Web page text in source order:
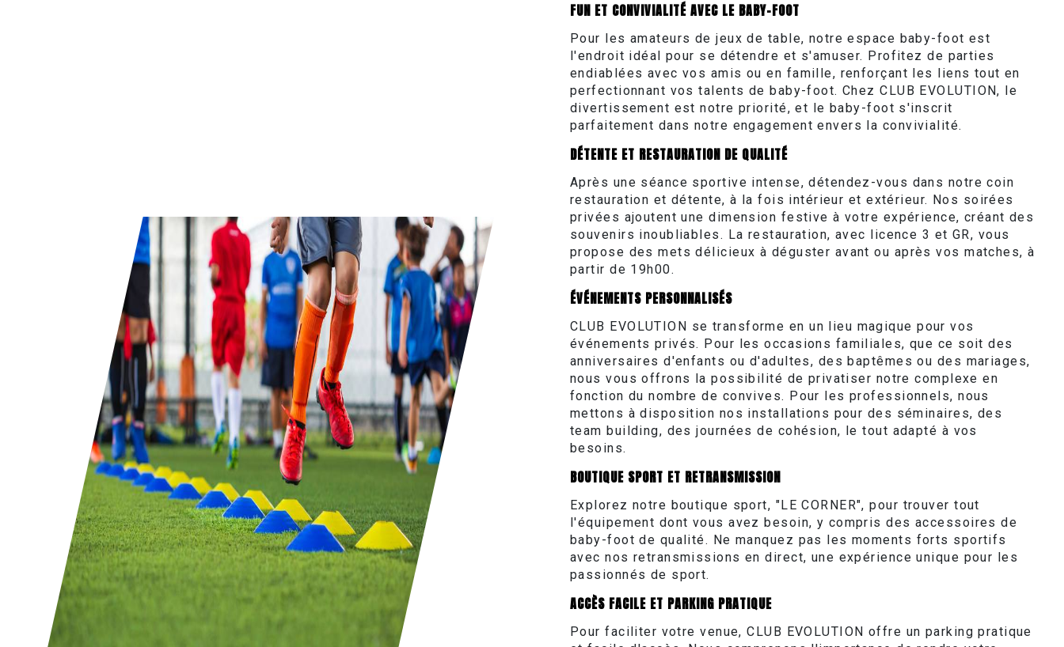
FUN ET CONVIVIALITÉ AVEC LE BABY-FOOT
Pour les amateurs de jeux de table, notre espace baby-foot est
l'endroit idéal pour se détendre et s'amuser. Profitez de parties
endiablées avec vos amis ou en famille, renforçant les liens tout en
perfectionnant vos talents de baby-foot. Chez CLUB EVOLUTION, le
divertissement est notre priorité, et le baby-foot s'inscrit
parfaitement dans notre engagement envers la convivialité.
DÉTENTE ET RESTAURATION DE QUALITÉ
Après une séance sportive intense, détendez-vous dans notre coin
restauration et détente, à la fois intérieur et extérieur. Nos soirées
privées ajoutent une dimension festive à votre expérience, créant des
souvenirs inoubliables. La restauration, avec licence 3 et GR, vous
propose des mets délicieux à déguster avant ou après vos matches, à
partir de 19h00.
ÉVÉNEMENTS PERSONNALISÉS
CLUB EVOLUTION se transforme en un lieu magique pour vos
événements privés. Pour les occasions familiales, que ce soit des
anniversaires d'enfants ou d'adultes, des baptêmes ou des mariages,
nous vous offrons la possibilité de privatiser notre complexe en
fonction du nombre de convives. Pour les professionnels, nous
mettons à disposition nos installations pour des séminaires, des
team building, des journées de cohésion, le tout adapté à vos
besoins.
BOUTIQUE SPORT ET RETRANSMISSION
Explorez notre boutique sport, "LE CORNER", pour trouver tout
l'équipement dont vous avez besoin, y compris des accessoires de
baby-foot de qualité. Ne manquez pas les moments forts sportifs
avec nos retransmissions en direct, une expérience unique pour les
passionnés de sport.
ACCÈS FACILE ET PARKING PRATIQUE
Pour faciliter votre venue, CLUB EVOLUTION offre un parking pratique